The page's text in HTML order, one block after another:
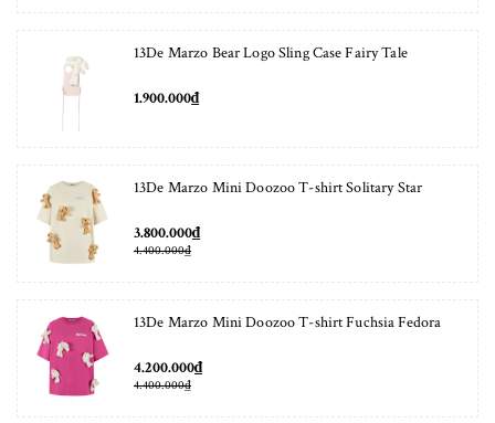
13De Marzo Bear Logo Sling Case Fairy Tale
1.900.000₫
13De Marzo Mini Doozoo T-shirt Solitary Star
3.800.000₫
4.400.000₫
13De Marzo Mini Doozoo T-shirt Fuchsia Fedora
4.200.000₫
4.400.000₫